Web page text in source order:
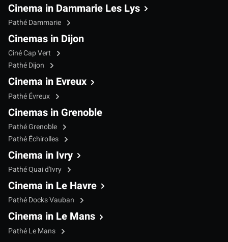
Cinema in Dammarie Les Lys
Pathé Dammarie
Cinemas in Dijon
Ciné Cap Vert
Pathé Dijon
Cinema in Evreux
Pathé Évreux
Cinemas in Grenoble
Pathé Grenoble
Pathé Échirolles
Cinema in Ivry
Pathé Quai d'Ivry
Cinema in Le Havre
Pathé Docks Vauban
Cinema in Le Mans
Pathé Le Mans